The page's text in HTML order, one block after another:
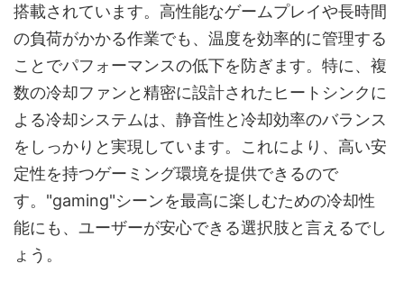
搭載されています。高性能なゲームプレイや長時間
の負荷がかかる作業でも、温度を効率的に管理する
ことでパフォーマンスの低下を防ぎます。特に、複
数の冷却ファンと精密に設計されたヒートシンクに
よる冷却システムは、静音性と冷却効率のバランス
をしっかりと実現しています。これにより、高い安
定性を持つゲーミング環境を提供できるので
す。"gaming"シーンを最高に楽しむための冷却性
能にも、ユーザーが安心できる選択肢と言えるでし
ょう。